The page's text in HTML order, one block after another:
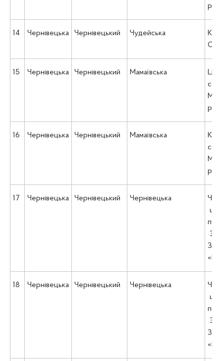
14 Чернівецька Чернівецький Чудейська
15 Чернівецька Чернівецький Мамаївська
16 Чернівецька Чернівецький Мамаївська
КУ
17 Чернівецька Чернівецький Чернівецька
18 Чернівецька Чернівецький Чернівецька